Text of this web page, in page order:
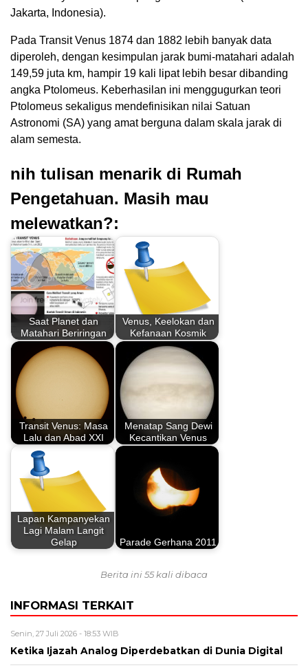
Jakarta, Indonesia).
Pada Transit Venus 1874 dan 1882 lebih banyak data
diperoleh, dengan kesimpulan jarak bumi-matahari adalah
149,59 juta km, hampir 19 kali lipat lebih besar dibanding
angka Ptolomeus. Keberhasilan ini menggugurkan teori
Ptolomeus sekaligus mendefinisikan nilai Satuan
Astronomi (SA) yang amat berguna dalam skala jarak di
alam semesta.
nih tulisan menarik di Rumah
Pengetahuan. Masih mau
melewatkan?:
Saat Planet dan
Matahari Beriringan
Venus, Keelokan dan
Kefanaan Kosmik
Transit Venus: Masa
Lalu dan Abad XXI
Menatap Sang Dewi
Kecantikan Venus
Lapan Kampanyekan
Lagi Malam Langit
Gelap
Parade Gerhana 2011
Berita ini 55 kali dibaca
INFORMASI TERKAIT
Senin, 27 Juli 2026 - 18:53 WIB
Ketika Ijazah Analog Diperdebatkan di Dunia Digital